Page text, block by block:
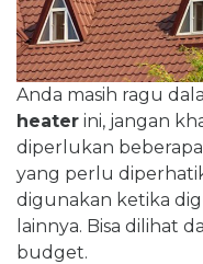
Anda masih ragu
heater ini, jangan
diperlukan
yang perlu
digunakan ketika
lainnya. Bisa dilihat
budget.